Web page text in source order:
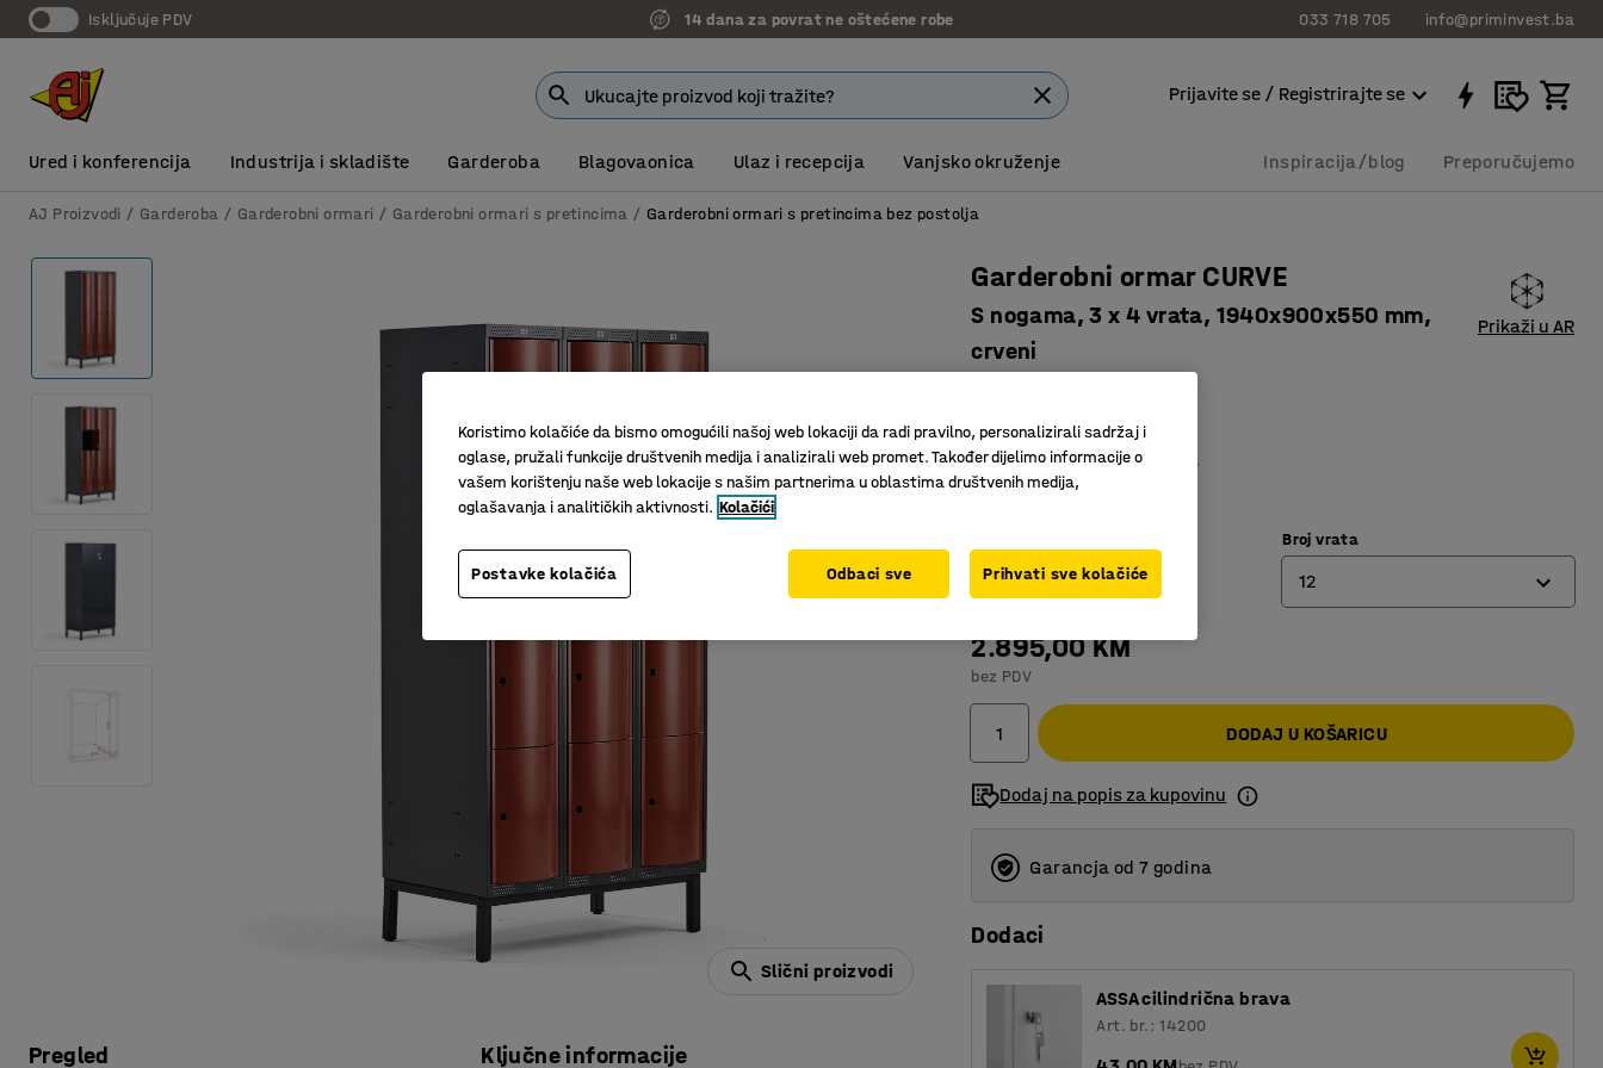
Isključuje PDV 14 dana za povrat ne oštećene robe 033 718 705 info@priminvest.ba
Prijavite se / Registrirajte se
Ured i konferencija Industrija i skladište Garderoba Blagovaonica Ulaz i recepcija Vanjsko okruženje Inspiracija/blog Preporučujemo
AJ Proizvodi Garderoba Garderobni ormari Garderobni ormari s pretincima Garderobni ormari s pretincima bez postolja
Slični proizvodi
Pregled Ključne informacije
Garderobni ormar CURVE
S nogama, 3 x 4 vrata, 1940x900x550 mm,
crveni
Prikaži u AR
S 4 pretinaca
Za učinkovito spremanje
Zaobljena vrata
Boja vrata:Metalik crvena
Broj vrata
12
16
2.895,00 KM
bez PDV
DODAJ U KOŠARICU
Dodaj na popis za kupovinu
Garancja od 7 godina
Dodaci
ASSA cilindrična brava
Art. br.: 14200
Koristimo kolačiće da bismo omogućili našoj web lokaciji da radi pravilno, personalizirali sadržaj i
oglase, pružali funkcije društvenih medija i analizirali web promet. Također dijelimo informacije o
vašem korištenju naše web lokacije s našim partnerima u oblastima društvenih medija,
oglašavanja i analitičkih aktivnosti. Kolačići
Postavke kolačića Odbaci sve Prihvati sve kolačiće